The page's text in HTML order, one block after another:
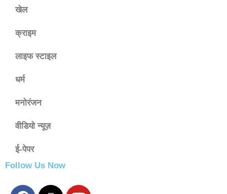
खेल
क्राइम
लाइफ स्टाइल
धर्म
मनोरंजन
वीडियो न्यूज़
ई-पेपर
Follow Us Now